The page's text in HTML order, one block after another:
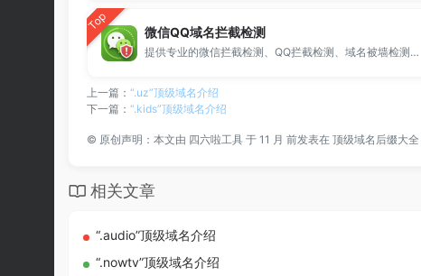
Top 微信QQ域名拦截检测
提供专业的微信拦截检测、QQ拦截检测、域名被墙检测服务，一键查询网站是否被封、被拦截或被限制访问。
上一篇： “.uz”顶级域名介绍
下一篇： “.kids”顶级域名介绍
© 原创声明：本文由 四六啦工具 于 11 月 前发表在 顶级域名后缀大全
相关文章
“.audio”顶级域名介绍
“.nowtv”顶级域名介绍